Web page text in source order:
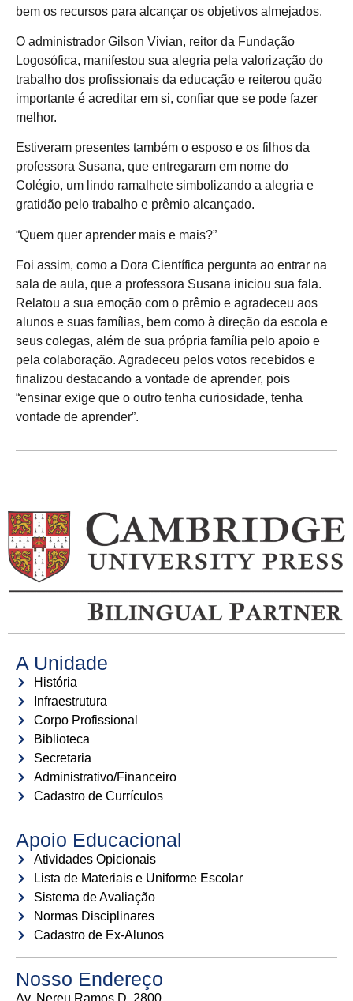
bem os recursos para alcançar os objetivos almejados.
O administrador Gilson Vivian, reitor da Fundação
Logosófica, manifestou sua alegria pela valorização do
trabalho dos profissionais da educação e reiterou quão
importante é acreditar em si, confiar que se pode fazer
melhor.
Estiveram presentes também o esposo e os filhos da
professora Susana, que entregaram em nome do
Colégio, um lindo ramalhete simbolizando a alegria e
gratidão pelo trabalho e prêmio alcançado.
“Quem quer aprender mais e mais?”
Foi assim, como a Dora Científica pergunta ao entrar na
sala de aula, que a professora Susana iniciou sua fala.
Relatou a sua emoção com o prêmio e agradeceu aos
alunos e suas famílias, bem como à direção da escola e
seus colegas, além de sua própria família pelo apoio e
pela colaboração. Agradeceu pelos votos recebidos e
finalizou destacando a vontade de aprender, pois
“ensinar exige que o outro tenha curiosidade, tenha
vontade de aprender”.
A Unidade
História
Infraestrutura
Corpo Profissional
Biblioteca
Secretaria
Administrativo/Financeiro
Cadastro de Currículos
Apoio Educacional
Atividades Opicionais
Lista de Materiais e Uniforme Escolar
Sistema de Avaliação
Normas Disciplinares
Cadastro de Ex-Alunos
Nosso Endereço